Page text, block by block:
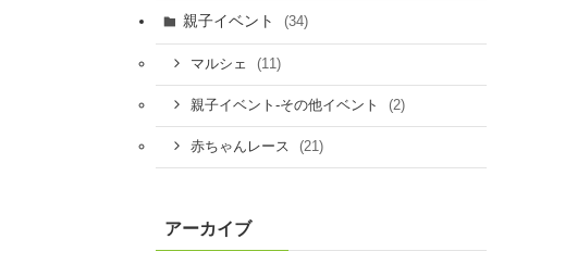
親子イベント (34)
マルシェ (11)
親子イベント-その他イベント (2)
赤ちゃんレース (21)
アーカイブ